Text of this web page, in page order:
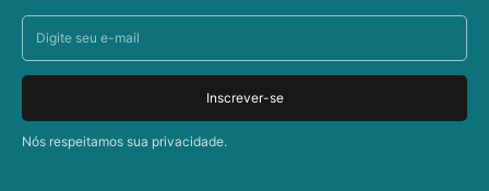
Inscrever-se
Nós respeitamos sua privacidade.